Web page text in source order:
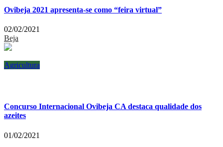
Ovibeja 2021 apresenta-se como “feira virtual”
02/02/2021
Beja
Agricultura
Concurso Internacional Ovibeja CA destaca qualidade dos
azeites
01/02/2021